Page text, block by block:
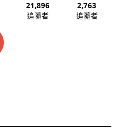
21,896
追隨者
2,763
追隨者